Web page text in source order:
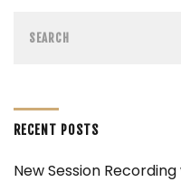
RECENT POSTS
New Session